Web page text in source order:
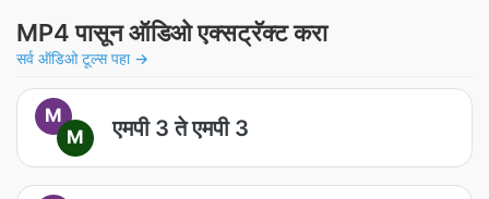
MP4 पासून ऑडिओ एक्सट्रॅक्ट करा
सर्व ऑडिओ टूल्स पहा →
M
M
एमपी 3 ते एमपी 3